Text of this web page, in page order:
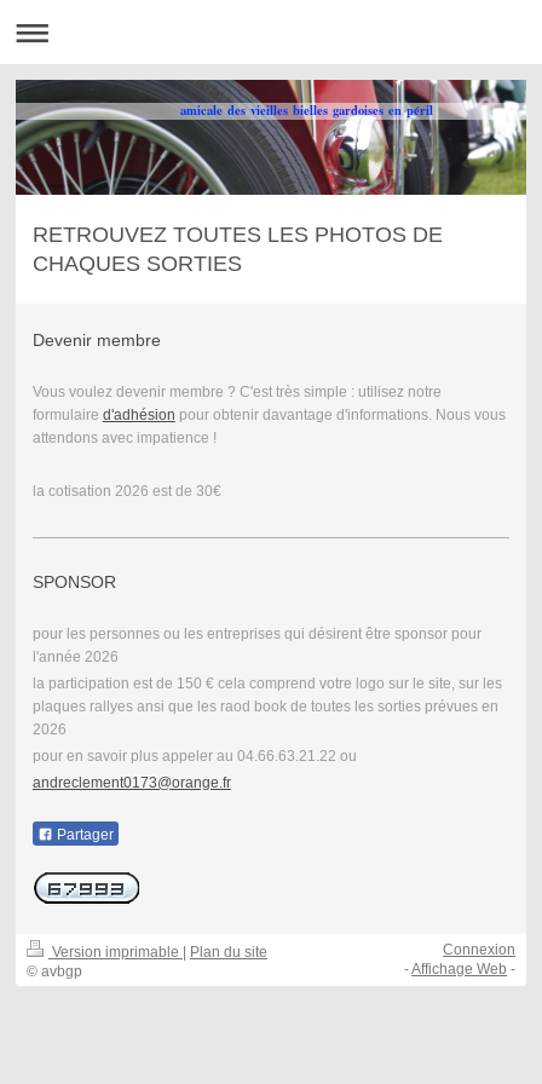
amicale des vieilles bielles gardoises en péril
RETROUVEZ TOUTES LES PHOTOS DE
CHAQUES SORTIES
Devenir membre
Vous voulez devenir membre ? C'est très simple : utilisez notre
formulaire d'adhésion pour obtenir davantage d'informations. Nous vous
attendons avec impatience !
la cotisation 2026 est de 30€
SPONSOR
pour les personnes ou les entreprises qui désirent être sponsor pour
l'année 2026
la participation est de 150 € cela comprend votre logo sur le site, sur les
plaques rallyes ansi que les raod book de toutes les sorties prévues en
2026
pour en savoir plus appeler au 04.66.63.21.22 ou
andreclement0173@orange.fr
Partager
Version imprimable | Plan du site
© avbgp
Connexion
-Affichage Web -